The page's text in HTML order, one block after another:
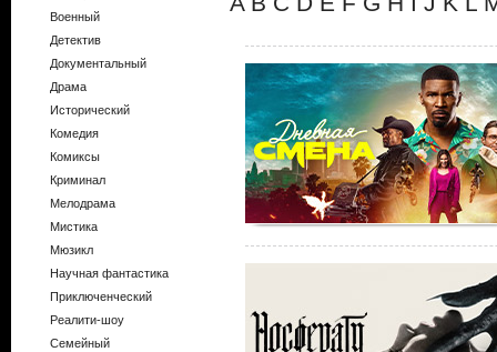
Военный
Детектив
Документальный
Драма
Исторический
Комедия
Комиксы
Криминал
Мелодрама
Мистика
Мюзикл
Научная фантастика
Приключенческий
Реалити-шоу
Семейный